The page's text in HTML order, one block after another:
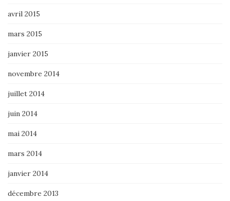
avril 2015
mars 2015
janvier 2015
novembre 2014
juillet 2014
juin 2014
mai 2014
mars 2014
janvier 2014
décembre 2013